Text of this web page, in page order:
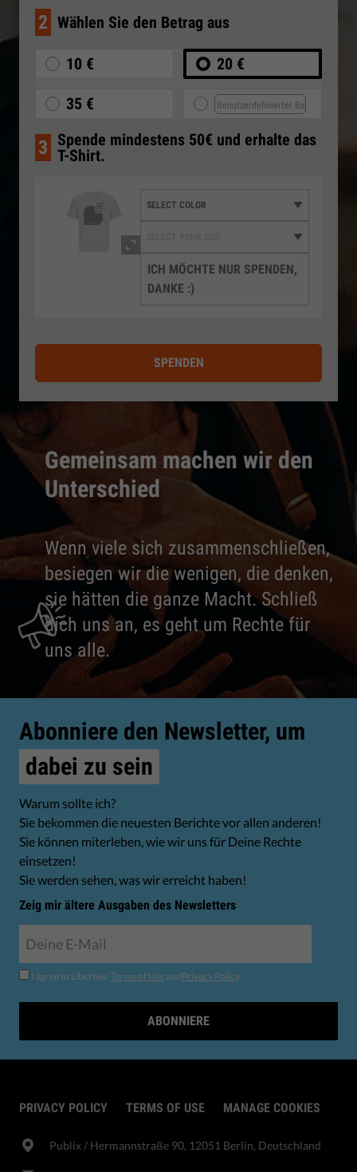
Gemeinsam machen wir den
Unterschied
Wenn viele sich zusammenschließen,
besiegen wir die wenigen, die denken,
sie hätten die ganze Macht. Schließ
dich uns an, es geht um Rechte für
uns alle.
2 Wählen Sie den Betrag aus
10 € 20 €
35 €
3 Spende mindestens 50€ und erhalte das
T-Shirt.
ICH MÖCHTE NUR SPENDEN,
DANKE :)
SPENDEN
Abonniere den Newsletter, um
dabei zu sein
Warum sollte ich?
Sie bekommen die neuesten Berichte vor allen anderen!
Sie können miterleben, wie wir uns für Deine Rechte
einsetzen!
Sie werden sehen, was wir erreicht haben!
Zeig mir ältere Ausgaben des Newsletters
I agree to Liberties' Terms of Use andPrivacy Policy.
ABONNIERE
PRIVACY POLICY TERMS OF USE MANAGE COOKIES
Publix​ / Hermannstraße 90, 12051 Berlin, Deutschland